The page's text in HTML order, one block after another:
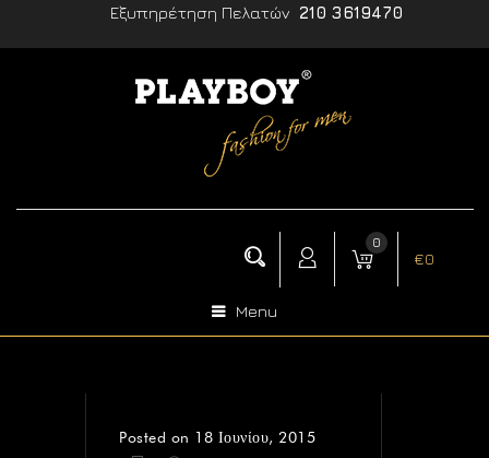
Εξυπηρέτηση Πελατών 210 3619470
0
€0
Menu
Posted on 18 Ιουνίου, 2015